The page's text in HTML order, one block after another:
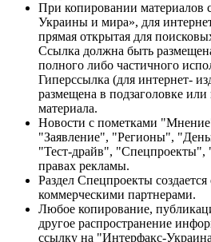
При копировании материалов
Украины и мира», для
прямая открытая для
Ссылка должна быть
полного либо частичного
Гиперссылка (для интернет-
размещена в подзаголовке или
материала.
Новости с пометками
"Заявление", "Регионы",
"Тест-драйв",
правах рекламы.
Раздел Спецпроекты создается
коммерческими партнерами.
Любое копирование,
другое распространение
ссылку на "Интерфакс-